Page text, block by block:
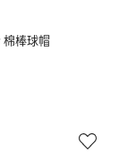
棒球帽